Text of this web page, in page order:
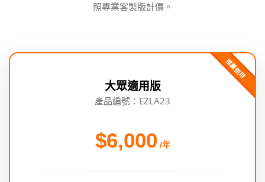
照專業客製版計價。
大眾適用版
推薦使用
產品編號：EZLA23
$6,000 /年